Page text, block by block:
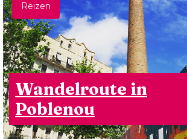
Reizen
Wandelroute in
Poblenou